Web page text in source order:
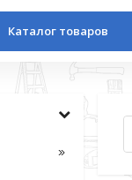
Каталог товаров